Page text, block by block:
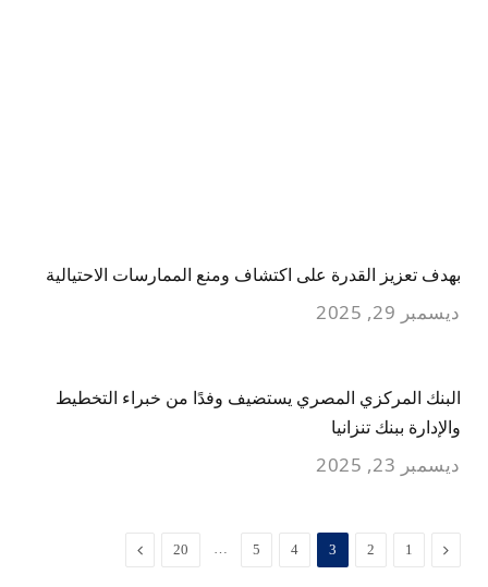
بهدف تعزيز القدرة على اكتشاف ومنع الممارسات الاحتيالية
ديسمبر 29, 2025
البنك المركزي المصري يستضيف وفدًا من خبراء التخطيط
والإدارة ببنك تنزانيا
ديسمبر 23, 2025
السابق
1
2
3
4
5
20 التالي